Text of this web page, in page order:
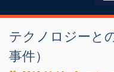
テクノロジーと
事件）